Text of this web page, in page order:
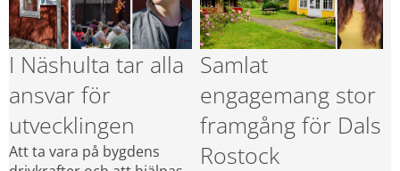
I Näshulta tar alla
ansvar för
utvecklingen
Att ta vara på bygdens
Samlat
engagemang stor
framgång för Dals
Rostock